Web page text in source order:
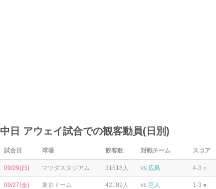
中日 アウェイ試合での観客動員(日別)
試合日 球場 観客数 対戦チーム スコア
09/29(日) マツダスタジアム 31618人 vs 広島 4-3 ○
09/27(金) 東京ドーム 42189人 vs 巨人 1-3 ●